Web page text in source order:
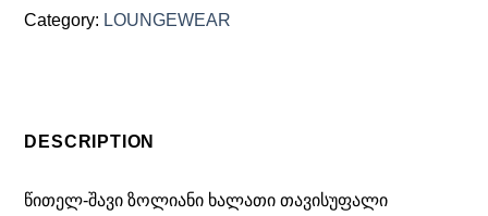
Category: LOUNGEWEAR
DESCRIPTION
წითელ-შავი ზოლიანი ხალათი თავისუფალი